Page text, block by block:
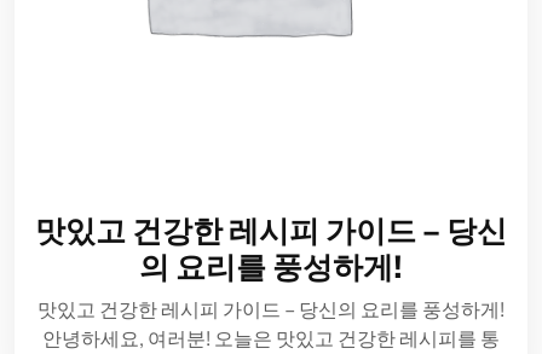
맛있고 건강한 레시피 가이드 – 당신
의 요리를 풍성하게!
맛있고 건강한 레시피 가이드 – 당신의 요리를 풍성하게!
안녕하세요, 여러분! 오늘은 맛있고 건강한 레시피를 통